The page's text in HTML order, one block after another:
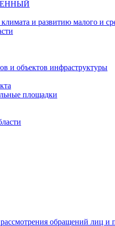
и развитию малого и
и объектов инфраструктуры
площадки
обращений лиц и